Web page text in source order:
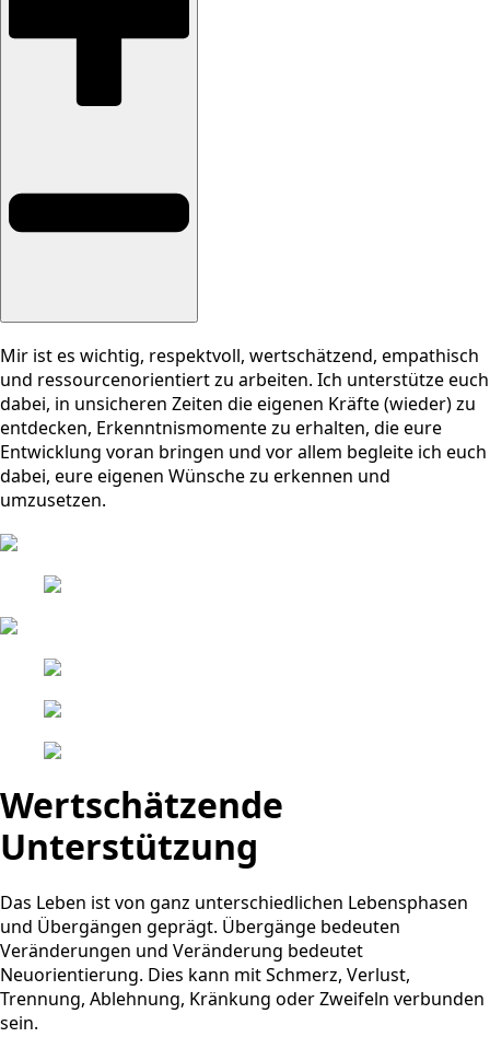
Mir ist es wichtig, respektvoll, wertschätzend, empathisch
und ressourcenorientiert zu arbeiten. Ich unterstütze euch
dabei, in unsicheren Zeiten die eigenen Kräfte (wieder) zu
entdecken, Erkenntnismomente zu erhalten, die eure
Entwicklung voran bringen und vor allem begleite ich euch
dabei, eure eigenen Wünsche zu erkennen und
umzusetzen.
Wertschätzende
Unterstützung
Das Leben ist von ganz unterschiedlichen Lebensphasen
und Übergängen geprägt. Übergänge bedeuten
Veränderungen und Veränderung bedeutet
Neuorientierung. Dies kann mit Schmerz, Verlust,
Trennung, Ablehnung, Kränkung oder Zweifeln verbunden
sein.